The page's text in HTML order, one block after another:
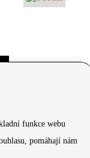
funkce webu
pomáhají nám